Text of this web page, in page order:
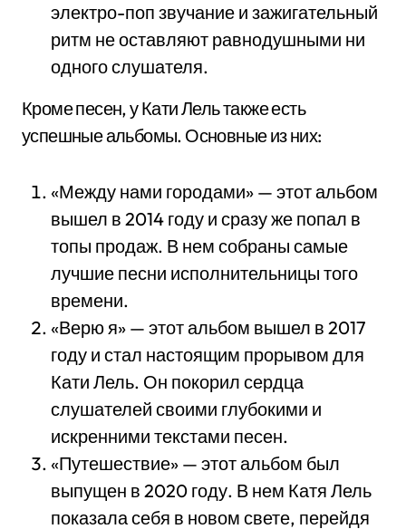
электро-поп звучание и зажигательный
ритм не оставляют равнодушными ни
одного слушателя.
Кроме песен, у Кати Лель также есть
успешные альбомы. Основные из них:
«Между нами городами» — этот альбом
вышел в 2014 году и сразу же попал в
топы продаж. В нем собраны самые
лучшие песни исполнительницы того
времени.
«Верю я» — этот альбом вышел в 2017
году и стал настоящим прорывом для
Кати Лель. Он покорил сердца
слушателей своими глубокими и
искренними текстами песен.
«Путешествие» — этот альбом был
выпущен в 2020 году. В нем Катя Лель
показала себя в новом свете, перейдя